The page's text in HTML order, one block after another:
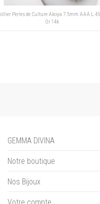
de Culture Akoya 7.5mm AAA L.45cm
GEMMA DIVINA
Notre boutique
Nos Bijoux